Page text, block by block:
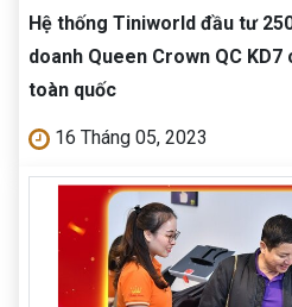
Hệ thống Tiniworld đầu tư
doanh Queen Crown QC
toàn quốc
16 Tháng 05, 2023